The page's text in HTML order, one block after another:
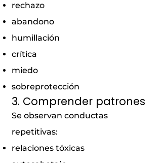
rechazo
abandono
humillación
crítica
miedo
sobreprotección
3. Comprender patrones
Se observan conductas
repetitivas:
relaciones tóxicas